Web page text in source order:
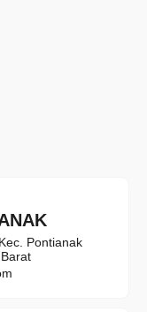
Pontianak